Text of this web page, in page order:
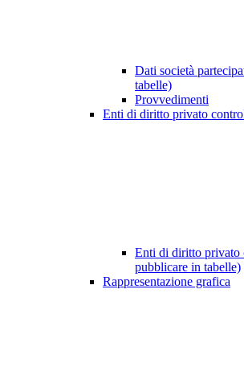
Dati società
tabelle)
Provvedimenti
Enti di diritto privato
Enti di diritto privato
pubblicare in tabelle)
Rappresentazione grafica